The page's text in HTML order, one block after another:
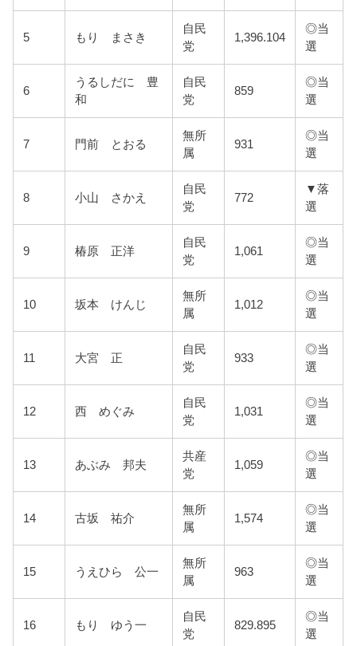
5 もり まさき
自民
党
1,396.104
◎当
選
6
うるしだに 豊
和
自民
党
859
◎当
選
7 門前 とおる
無所
属
931
◎当
選
8 小山 さかえ
自民
党
772
▼落
選
9 椿原 正洋
自民
党
1,061
◎当
選
10 坂本 けんじ
無所
属
1,012
◎当
選
11 大宮 正
自民
党
933
◎当
選
12 西 めぐみ
自民
党
1,031
◎当
選
13 あぶみ 邦夫
共産
党
1,059
◎当
選
14 古坂 祐介
無所
属
1,574
◎当
選
15 うえひら 公一
無所
属
963
◎当
選
16 もり ゆう一
自民
党
829.895
◎当
選